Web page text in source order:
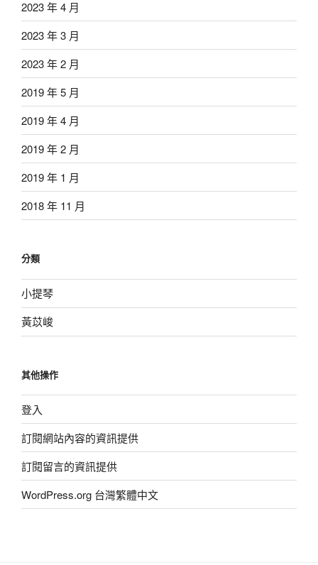
2023 年 4 月
2023 年 3 月
2023 年 2 月
2019 年 5 月
2019 年 4 月
2019 年 2 月
2019 年 1 月
2018 年 11 月
分類
小提琴
黃苡峻
其他操作
登入
訂閱網站內容的資訊提供
訂閱留言的資訊提供
WordPress.org 台灣繁體中文